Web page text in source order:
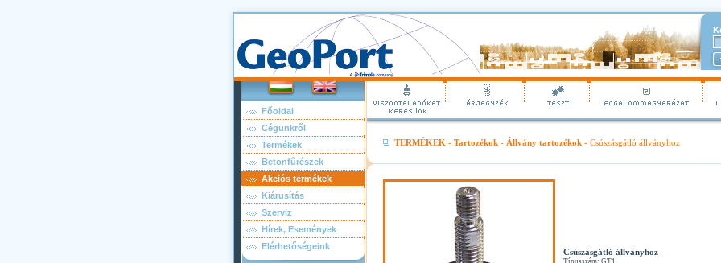
Főoldal
Cégünkről
Termékek
Betonfűrészek
Akciós termékek
Kiárusítás
Szerviz
Hírek, Események
Elérhetőségeink
TERMÉKEK - Tartozékok- Állvány tartozékok- Csúszásgátló állványhoz
Csúszásgátló állványhoz
Típusszám: GT1